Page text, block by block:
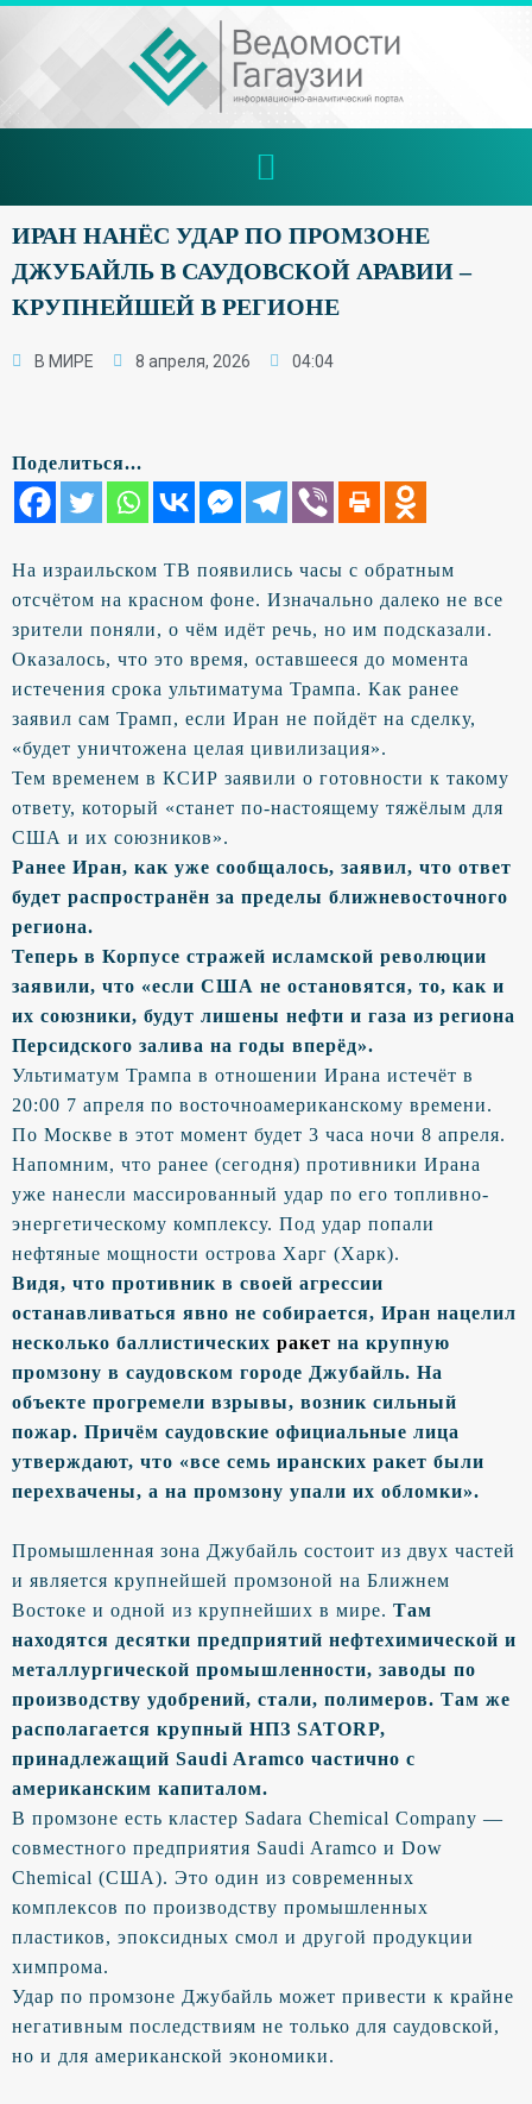
ИРАН НАНЁС УДАР ПО ПРОМЗОНЕ
ДЖУБАЙЛЬ В САУДОВСКОЙ АРАВИИ –
КРУПНЕЙШЕЙ В РЕГИОНЕ
В МИРЕ 8 апреля, 2026 04:04
Поделиться...
На израильском ТВ появились часы с обратным
отсчётом на красном фоне. Изначально далеко не все
зрители поняли, о чём идёт речь, но им подсказали.
Оказалось, что это время, оставшееся до момента
истечения срока ультиматума Трампа. Как ранее
заявил сам Трамп, если Иран не пойдёт на сделку,
«будет уничтожена целая цивилизация».
Тем временем в КСИР заявили о готовности к такому
ответу, который «станет по-настоящему тяжёлым для
США и их союзников».
Ранее Иран, как уже сообщалось, заявил, что ответ
будет распространён за пределы ближневосточного
региона.
Теперь в Корпусе стражей исламской революции
заявили, что «если США не остановятся, то, как и
их союзники, будут лишены нефти и газа из региона
Персидского залива на годы вперёд».
Ультиматум Трампа в отношении Ирана истечёт в
20:00 7 апреля по восточноамериканскому времени.
По Москве в этот момент будет 3 часа ночи 8 апреля.
Напомним, что ранее (сегодня) противники Ирана
уже нанесли массированный удар по его топливно-
энергетическому комплексу. Под удар попали
нефтяные мощности острова Харг (Харк).
Видя, что противник в своей агрессии
останавливаться явно не собирается, Иран нацелил
несколько баллистических ракет на крупную
промзону в саудовском городе Джубайль. На
объекте прогремели взрывы, возник сильный
пожар. Причём саудовские официальные лица
утверждают, что «все семь иранских ракет были
перехвачены, а на промзону упали их обломки».
Промышленная зона Джубайль состоит из двух частей
и является крупнейшей промзоной на Ближнем
Востоке и одной из крупнейших в мире. Там
находятся десятки предприятий нефтехимической и
металлургической промышленности, заводы по
производству удобрений, стали, полимеров. Там же
располагается крупный НПЗ SATORP,
принадлежащий Saudi Aramco частично с
американским капиталом.
В промзоне есть кластер Sadara Chemical Company —
совместного предприятия Saudi Aramco и Dow
Chemical (США). Это один из современных
комплексов по производству промышленных
пластиков, эпоксидных смол и другой продукции
химпрома.
Удар по промзоне Джубайль может привести к крайне
негативным последствиям не только для саудовской,
но и для американской экономики.